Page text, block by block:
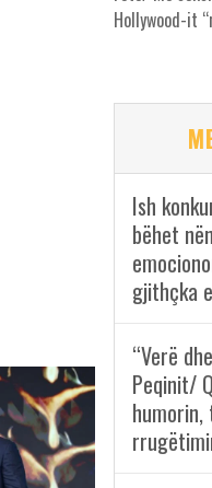
Hollywood-it
Ish
bëhet
gjithçka
“Verë
Peqinit/